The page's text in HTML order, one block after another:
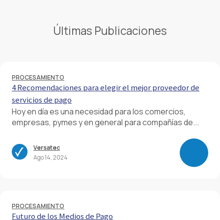
Últimas Publicaciones
PROCESAMIENTO
4 Recomendaciones para elegir el mejor proveedor de
servicios de pago
Hoy en día es una necesidad para los comercios,
empresas, pymes y en general para compañías de...
Versatec
Ago 14, 2024
PROCESAMIENTO
Futuro de los Medios de Pago